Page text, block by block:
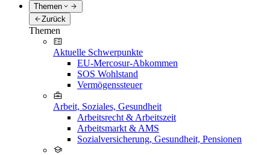
Themen
Zurück
Themen
Aktuelle Schwerpunkte
EU-Mercosur-Abkommen
SOS Wohlstand
Vermögenssteuer
Arbeit, Soziales, Gesundheit
Arbeitsrecht & Arbeitszeit
Arbeitsmarkt & AMS
Sozialversicherung, Gesundheit, Pensionen